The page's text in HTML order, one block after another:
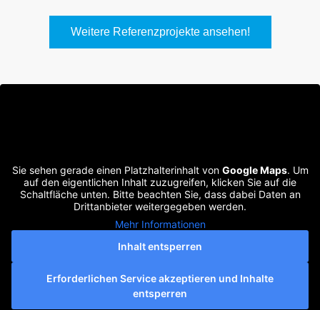
Weitere Referenzprojekte ansehen!
Sie sehen gerade einen Platzhalterinhalt von Google Maps. Um
auf den eigentlichen Inhalt zuzugreifen, klicken Sie auf die
Schaltfläche unten. Bitte beachten Sie, dass dabei Daten an
Drittanbieter weitergegeben werden.
Mehr Informationen
Inhalt entsperren
Erforderlichen Service akzeptieren und Inhalte
entsperren